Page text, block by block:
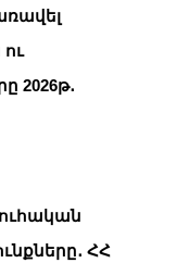
2026թ․
ՀՀ